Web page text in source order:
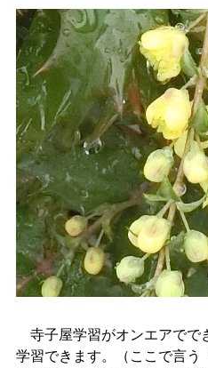
寺子屋学習がオンエアでで
学習できます。（ここで言う